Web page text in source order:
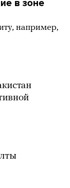
в зоне
например,